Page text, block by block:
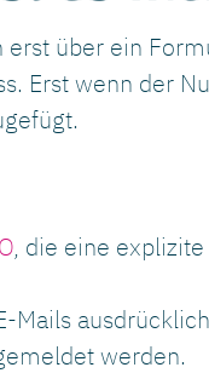
über ein
Erst wenn der
, die eine
Mails
werden.